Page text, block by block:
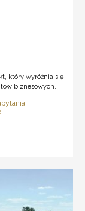
który wyróżnia się
biznesowych.